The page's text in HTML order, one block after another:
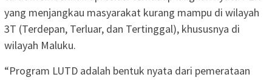
yang menjangkau masyarakat kurang mampu di wilayah
3T (Terdepan, Terluar, dan Tertinggal), khususnya di
wilayah Maluku.
“Program LUTD adalah bentuk nyata dari pemerataan